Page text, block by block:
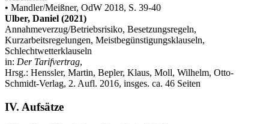
• Mandler/Meißner, OdW 2018, S. 39-40
Ulber, Daniel (2021)
Annahmeverzug/Betriebsrisiko, Besetzungsregeln,
Kurzarbeitsregelungen, Meistbegünstigungsklauseln,
Schlechtwetterklauseln
in: Der Tarifvertrag,
Hrsg.: Henssler, Martin, Bepler, Klaus, Moll, Wilhelm, Otto-
Schmidt-Verlag, 2. Aufl. 2016, insges. ca. 46 Seiten
IV. Aufsätze